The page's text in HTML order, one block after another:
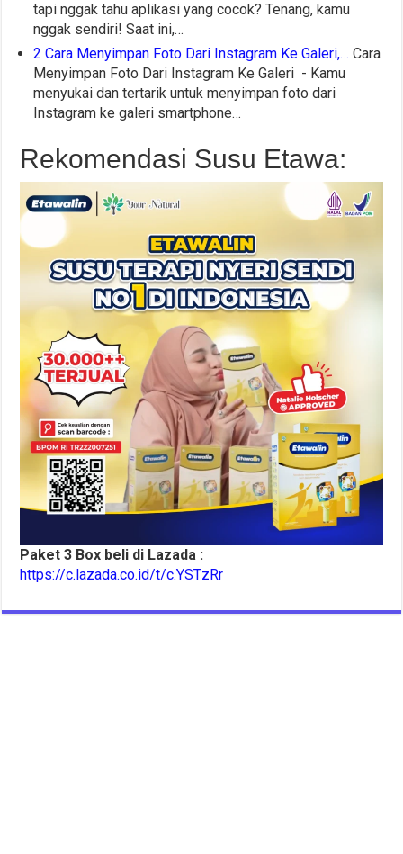
tapi nggak tahu aplikasi yang cocok? Tenang, kamu
nggak sendiri! Saat ini,…
2 Cara Menyimpan Foto Dari Instagram Ke Galeri,… Cara
Menyimpan Foto Dari Instagram Ke Galeri - Kamu
menyukai dan tertarik untuk menyimpan foto dari
Instagram ke galeri smartphone…
Rekomendasi Susu Etawa:
Paket 3 Box beli di Lazada :
https://c.lazada.co.id/t/c.YSTzRr